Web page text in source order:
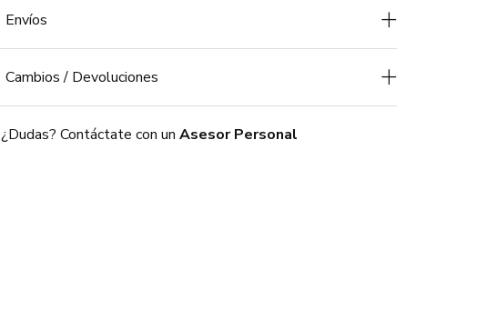
Envíos
Cambios / Devoluciones
¿Dudas? Contáctate con un Asesor Personal